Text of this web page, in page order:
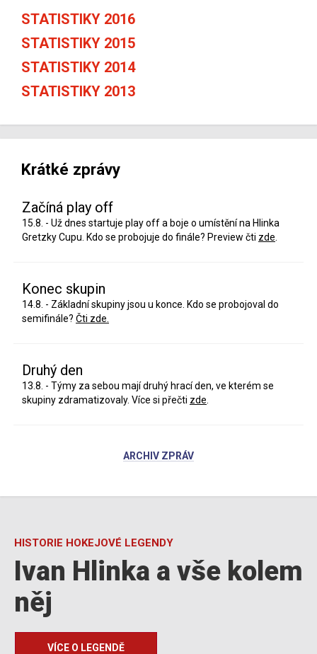
STATISTIKY 2016
STATISTIKY 2015
STATISTIKY 2014
STATISTIKY 2013
Krátké zprávy
Začíná play off
15.8. - Už dnes startuje play off a boje o umístění na Hlinka
Gretzky Cupu. Kdo se probojuje do finále? Preview čti zde
Konec skupin
14.8. - Základní skupiny jsou u konce. Kdo se probojoval do
semifinále? Čti zde.
Druhý den
13.8. - Týmy za sebou mají druhý hrací den, ve kterém se
skupiny zdramatizovaly. Více si přečti zde
ARCHIV ZPRÁV
HISTORIE HOKEJOVÉ LEGENDY
Ivan Hlinka a vše kolem
něj
VÍCE O LEGENDĚ